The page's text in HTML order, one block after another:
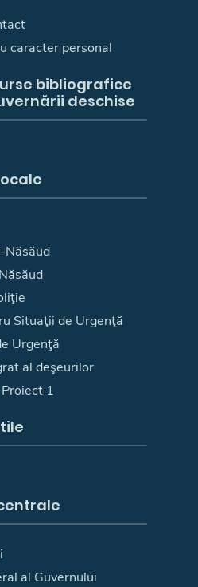
caracter personal
bibliografice
deschise
Năsăud
Situaţii de Urgenţă
Urgenţă
al deşeurilor
1
al Guvernului